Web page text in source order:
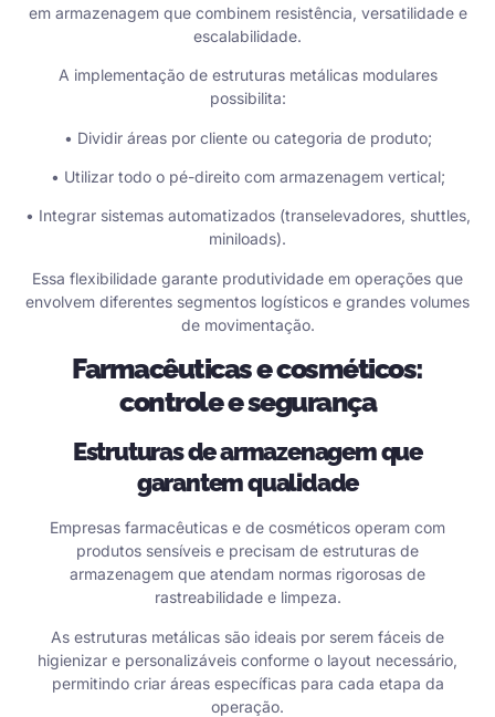
em armazenagem que combinem resistência, versatilidade e
escalabilidade.
A implementação de estruturas metálicas modulares
possibilita:
• Dividir áreas por cliente ou categoria de produto;
• Utilizar todo o pé-direito com armazenagem vertical;
• Integrar sistemas automatizados (transelevadores, shuttles,
miniloads).
Essa flexibilidade garante produtividade em operações que
envolvem diferentes segmentos logísticos e grandes volumes
de movimentação.
Farmacêuticas e cosméticos:
controle e segurança
Estruturas de armazenagem que
garantem qualidade
Empresas farmacêuticas e de cosméticos operam com
produtos sensíveis e precisam de estruturas de
armazenagem que atendam normas rigorosas de
rastreabilidade e limpeza.
As estruturas metálicas são ideais por serem fáceis de
higienizar e personalizáveis conforme o layout necessário,
permitindo criar áreas específicas para cada etapa da
operação.